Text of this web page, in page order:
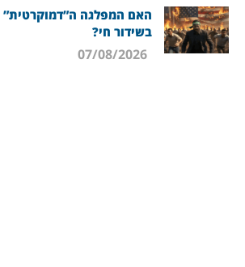
האם המפלגה
בשידור חי?